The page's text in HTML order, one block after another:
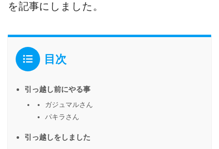
を記事にしました。
目次
引っ越し前にやる事
ガジュマルさん
パキラさん
引っ越しをしました